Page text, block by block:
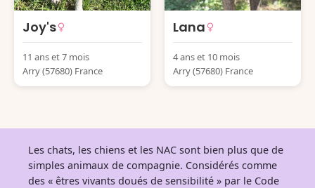
Joy's
11 ans et 7 mois
Arry (57680) France
Lana
4 ans et 10 mois
Arry (57680) France
Les chats, les chiens et les NAC sont bien plus que de
simples animaux de compagnie. Considérés comme
des « êtres vivants doués de sensibilité » par le Code